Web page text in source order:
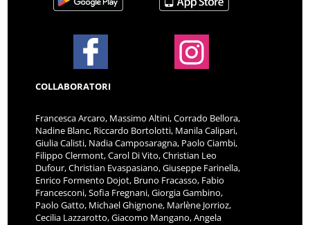
COLLABORATORI
Francesca Arcaro, Massimo Altini, Corrado Bellora,
Nadine Blanc, Riccardo Bortolotti, Manila Calipari,
Giulia Calisti, Nadia Camposaragna, Paolo Ciambi,
Filippo Clermont, Carol Di Vito, Christian Leo
Dufour, Christian Evaspasiano, Giuseppe Farinella,
Enrico Formento Dojot, Bruno Fracasso, Fabio
Francesconi, Sofia Fregnani, Giorgia Gambino,
Paolo Gatto, Michael Ghignone, Marlène Jorrioz,
Cecilia Lazzarotto, Giacomo Mangano, Angela